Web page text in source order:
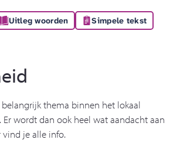
Uitleg woorden Simpele tekst
thema binnen het lokaal
wordt dan ook heel wat aandacht aan
vind je alle info.